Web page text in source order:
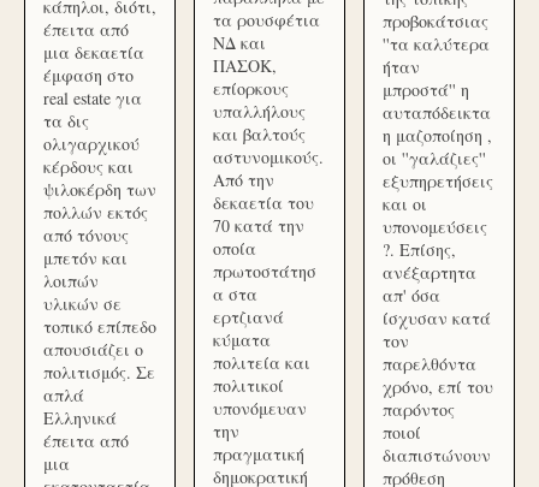
κάπηλοι, διότι,
έπειτα από
μια δεκαετία
έμφαση στο
real estate για
τα δις
ολιγαρχικού
κέρδους και
ψιλοκέρδη των
πολλών εκτός
από τόνους
μπετόν και
λοιπών
υλικών σε
τοπικό επίπεδο
απουσιάζει ο
πολιτισμός. Σε
απλά
Ελληνικά
έπειτα από
μια
τα ρουσφέτια
ΝΔ και
ΠΑΣΟΚ,
επίορκους
υπαλλήλους
και βαλτούς
αστυνομικούς.
Από την
δεκαετία του
70 κατά την
οποία
πρωτοστάτησ
α στα
ερτζιανά
κύματα
πολιτεία και
πολιτικοί
υπονόμευαν
την
πραγματική
δημοκρατική
προβοκάτσιας
''τα καλύτερα
ήταν
μπροστά'' η
αυταπόδεικτα
η μαζοποίηση ,
οι ''γαλάζιες''
εξυπηρετήσεις
και οι
υπονομεύσεις
?. Επίσης,
ανέξαρτητα
απ' όσα
ίσχυσαν κατά
τον
παρελθόντα
χρόνο, επί του
παρόντος
ποιοί
διαπιστώνουν
πρόθεση